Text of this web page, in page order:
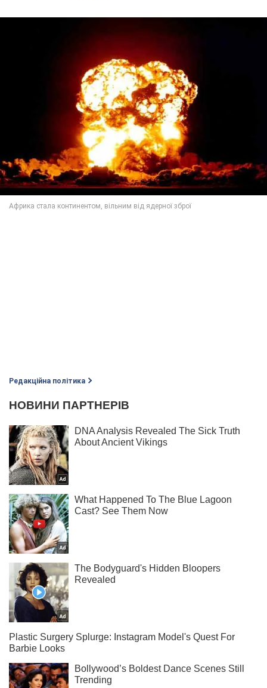
Редакційна політика